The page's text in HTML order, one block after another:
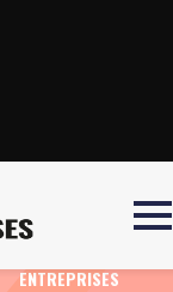
TOUTE
ENTREPRISES